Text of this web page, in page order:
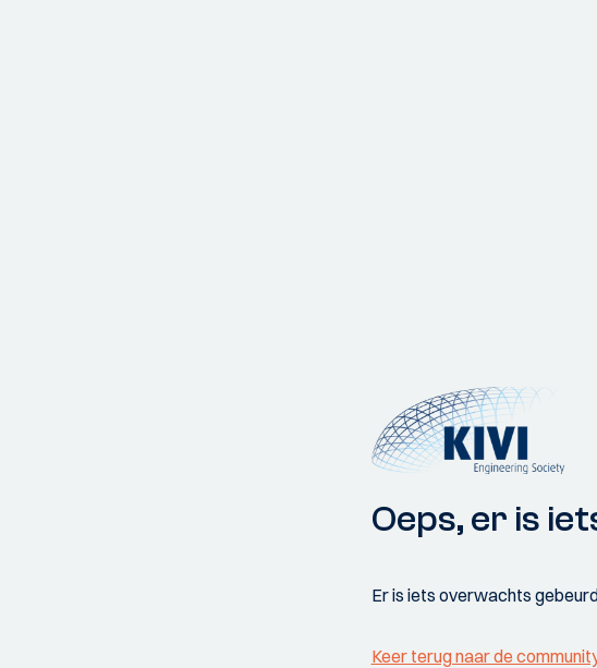
Oeps, er is
Er is iets overwachts
Keer terug naar de